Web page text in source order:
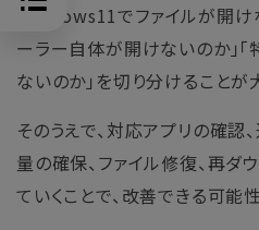
Windows11でファイルが開け
ーラー自体が開けないのか」
ないのか」を切り分けることが
そのうえで、対応アプリの確認
量の確保、ファイル修復、再
ていくことで、改善できる可能